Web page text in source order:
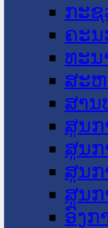
ກະຊ
ຄະນ
ທະນ
ສະຫ
ສານ
ສູນກ
ສູນກ
ສູນກ
ສູນກ
ອົງກ